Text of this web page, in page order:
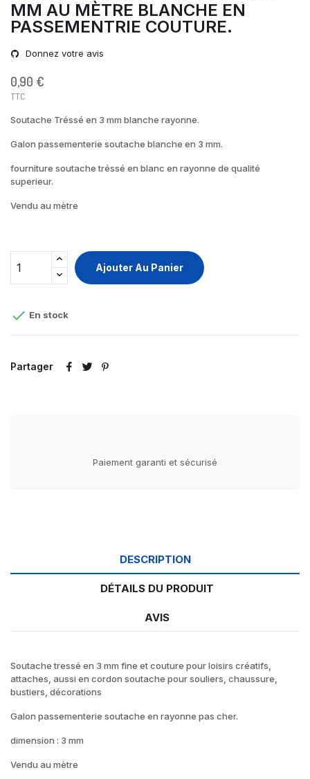
MM AU MÈTRE BLANCHE EN
PASSEMENTRIE COUTURE.
Donnez votre avis
0,90 €
TTC
Soutache Tréssé en 3 mm blanche rayonne.
Galon passementerie soutache blanche en 3 mm.
fourniture soutache tréssé en blanc en rayonne de qualité
superieur.
Vendu au mètre
Ajouter Au Panier
 En stock
Partager
Paiement garanti et sécurisé
DESCRIPTION
DÉTAILS DU PRODUIT
AVIS
Soutache tressé en 3 mm fine et couture pour loisirs créatifs,
attaches, aussi en cordon soutache pour souliers, chaussure,
bustiers, décorations
Galon passementerie soutache en rayonne pas cher.
dimension : 3 mm
Vendu au mètre